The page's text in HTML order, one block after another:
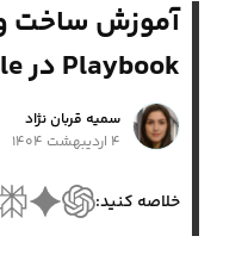
آموزش ساخت و
Playbook در Ansible
سمیه قربان نژاد
۴ اردیبهشت ۱۴۰۴
خلاصه کنید: